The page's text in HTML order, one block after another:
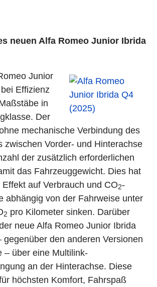
neuen Alfa Romeo Junior Ibrida
Junior
Effizienz
in
Der
mechanische Verbindung des
zwischen Vorder- und Hinterachse
der zusätzlich erforderlichen
das Fahrzeuggewicht. Dies hat
auf Verbrauch und CO2-
abhängig von der Fahrweise unter
2 pro Kilometer sinken. Darüber
neue Alfa Romeo Junior Ibrida
gegenüber den anderen Versionen
– über eine Multilink-
an der Hinterachse. Diese
höchsten Komfort, Fahrspaß